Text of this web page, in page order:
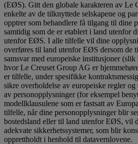
(EØS). Gitt den globale karakteren av Le
enkelte av de tilknyttede selskapene og
opptrer som behandlere få tilgang til dine
samtidig som de er etablert i land utenfor
utenfor EØS. I alle tilfelle vil dine
overføres til land utenfor EØS dersom de
samsvar med europeiske institusjoner
hvor Le Creuset Group AG er
er tilfelle, under spesifikke
sikre overholdelse av europeiske regler
av personopplysninger (for eksempel
modellklausulene som er fastsatt av
tilfelle, når dine personopplysninger blir
bostedsland eller til land utenfor EØS, vil
adekvate sikkerhetssystemer, som blir
opprettholdt i henhold til datavernlovene.